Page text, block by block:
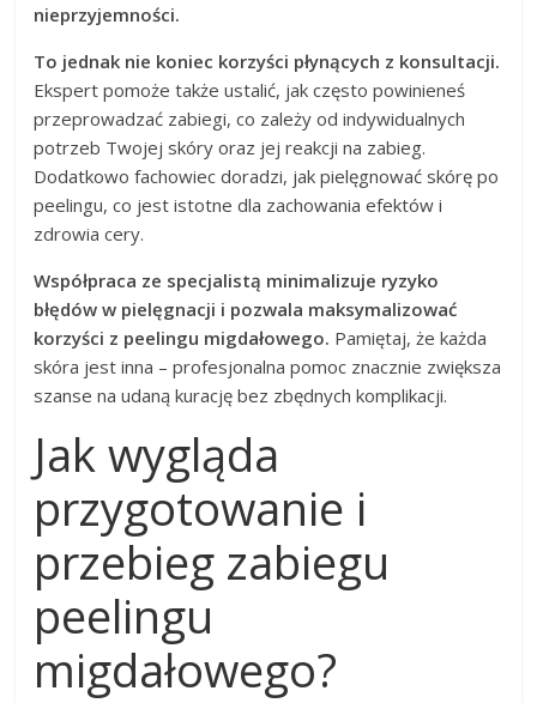
nieprzyjemności.
To jednak nie koniec korzyści płynących z konsultacji.
Ekspert pomoże także ustalić, jak często powinieneś
przeprowadzać zabiegi, co zależy od indywidualnych
potrzeb Twojej skóry oraz jej reakcji na zabieg.
Dodatkowo fachowiec doradzi, jak pielęgnować skórę po
peelingu, co jest istotne dla zachowania efektów i
zdrowia cery.
Współpraca ze specjalistą minimalizuje ryzyko
błędów w pielęgnacji i pozwala maksymalizować
korzyści z peelingu migdałowego. Pamiętaj, że każda
skóra jest inna – profesjonalna pomoc znacznie zwiększa
szanse na udaną kurację bez zbędnych komplikacji.
Jak wygląda
przygotowanie i
przebieg zabiegu
peelingu
migdałowego?